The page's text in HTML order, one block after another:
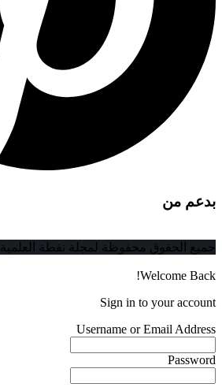
بدعم من
جميع الحقوق محفوظة لمجلة نقطة العلمية 2025 ©
Welcome Back!
Sign in to your account
Username or Email Address
Password